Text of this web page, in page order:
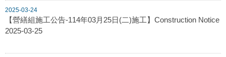
2025-03-24
【營繕組施工公告-114年03月25日(二)施工】Construction Notice
2025-03-25